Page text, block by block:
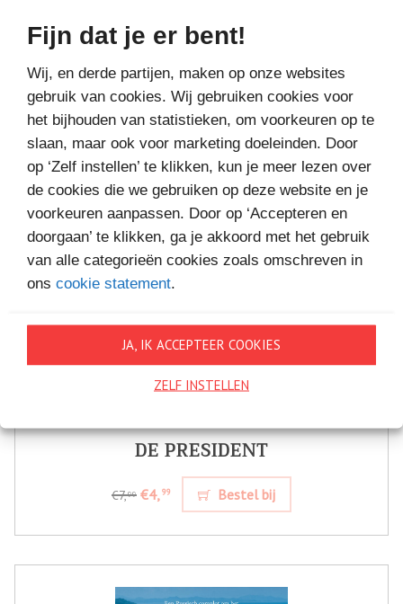
Fijn dat je er bent!
Wij, en derde partijen, maken op onze websites
gebruik van cookies. Wij gebruiken cookies voor
het bijhouden van statistieken, om voorkeuren op te
slaan, maar ook voor marketing doeleinden. Door
op ‘Zelf instellen’ te klikken, kun je meer lezen over
de cookies die we gebruiken op deze website en je
voorkeuren aanpassen. Door op ‘Accepteren en
doorgaan’ te klikken, ga je akkoord met het gebruik
van alle categorieën cookies zoals omschreven in
ons cookie statement.
JA, IK ACCEPTEER COOKIES
ZELF INSTELLEN
MEER BOEKEN VAN
VAKANTIELEZEN
DE PRESIDENT
€7,99 €4,99 Bestel bij